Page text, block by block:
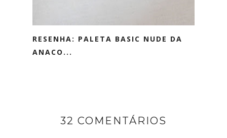
RESENHA: PALETA BASIC NUDE DA
ANACO...
32 COMENTÁRIOS